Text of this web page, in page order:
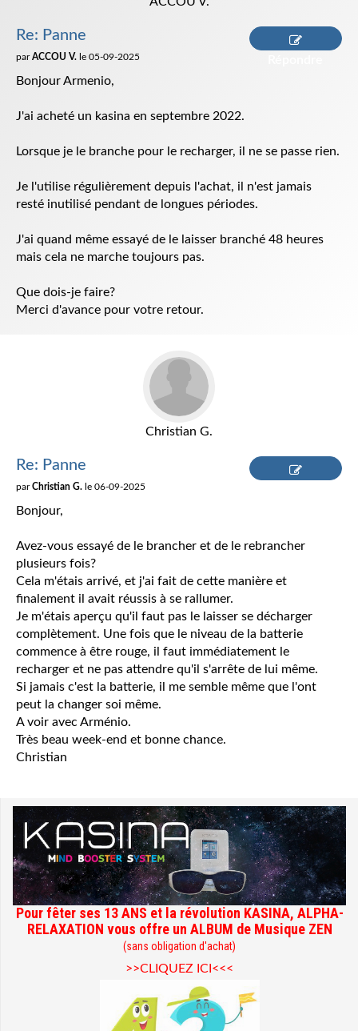
Re: Panne
parACCOU V. le 05-09-2025
Bonjour Armenio,
J'ai acheté un kasina en septembre 2022.
Lorsque je le branche pour le recharger, il ne se passe rien.
Je l'utilise régulièrement depuis l'achat, il n'est jamais
resté inutilisé pendant de longues périodes.
J'ai quand même essayé de le laisser branché 48 heures
mais cela ne marche toujours pas.
Que dois-je faire?
Merci d'avance pour votre retour.
Christian G.
Re: Panne
parChristian G. le 06-09-2025
Bonjour,
Avez-vous essayé de le brancher et de le rebrancher
plusieurs fois?
Cela m'étais arrivé, et j'ai fait de cette manière et
finalement il avait réussis à se rallumer.
Je m'étais aperçu qu'il faut pas le laisser se décharger
complètement. Une fois que le niveau de la batterie
commence à être rouge, il faut immédiatement le
recharger et ne pas attendre qu'il s'arrête de lui même.
Si jamais c'est la batterie, il me semble même que l'ont
peut la changer soi même.
A voir avec Arménio.
Très beau week-end et bonne chance.
Christian
Pour fêter ses 13 ANS et la révolution KASINA, ALPHA-
RELAXATION vous offre un ALBUM de Musique ZEN
(sans obligation d'achat)
>>CLIQUEZ ICI<<<